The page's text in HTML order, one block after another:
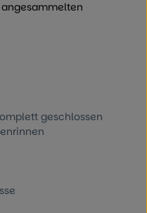
geschlossen